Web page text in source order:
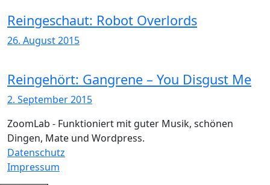
Reingeschaut: Robot Overlords
26. August 2015
Reingehört: Gangrene – You Disgust Me
2. September 2015
ZoomLab - Funktioniert mit guter Musik, schönen
Dingen, Mate und Wordpress.
Datenschutz
Impressum